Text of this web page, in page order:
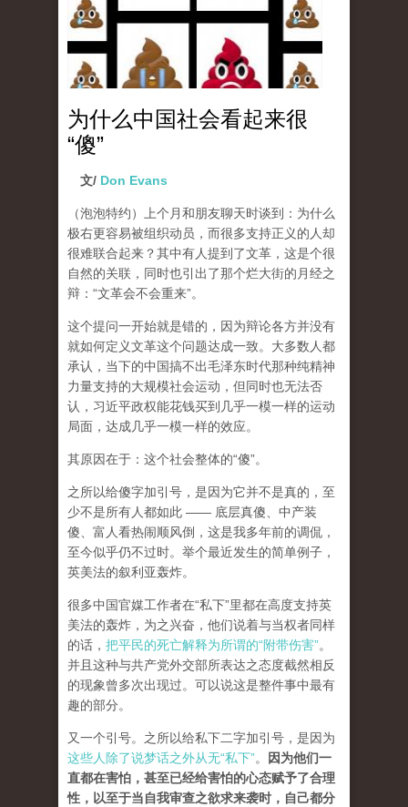
为什么中国社会看起来很
“傻”
文/ Don Evans
（泡泡特约）
上个月和朋友聊天时谈到：为什么
极右更容易被组织动员，而很多支持正义的人却
很难联合起来？其中有人提到了文革，这是个很
自然的关联，同时也引出了那个烂大街的月经之
辩：“文革会不会重来”。
这个提问一开始就是错的，因为辩论各方并没有
就如何定义文革这个问题达成一致。大多数人都
承认，当下的中国搞不出毛泽东时代那种纯精神
力量支持的大规模社会运动，但同时也无法否
认，习近平政权能花钱买到几乎一模一样的运动
局面，达成几乎一模一样的效应。
其原因在于：这个社会整体的“傻”。
之所以给傻字加引号，是因为它并不是真的，至
少不是所有人都如此 —— 底层真傻、中产装
傻、富人看热闹顺风倒，这是我多年前的调侃，
至今似乎仍不过时。举个最近发生的简单例子，
英美法的叙利亚轰炸。
很多中国官媒工作者在“私下”里都在高度支持英
美法的轰炸，为之兴奋，他们说着与当权者同样
的话， 把平民的死亡解释为所谓的“附带伤害”。
并且这种与共产党外交部所表达之态度截然相反
的现象曾多次出现过。可以说这是整件事中最有
趣的部分。
又一个引号。之所以给私下二字加引号，是因为
这些人除了说梦话之外从无“私下”。
因为他们一
直都在害怕，甚至已经给害怕的心态赋予了合理
性，以至于当自我审查之欲求来袭时，自己都分